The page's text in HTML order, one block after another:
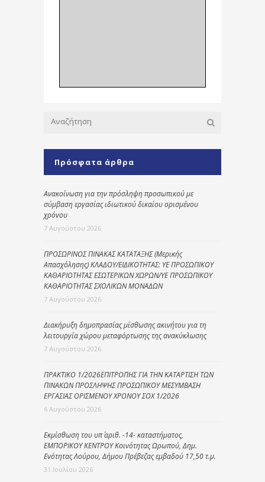
Πρόσφατα άρθρα
Ανακοίνωση για την πρόσληψη προσωπικού με
σύμβαση εργασίας ιδιωτικού δικαίου ορισμένου
χρόνου
7 Αυγούστου 2026
ΠΡΟΣΩΡΙΝΟΣ ΠΙΝΑΚΑΣ ΚΑΤΑΤΑΞΗΣ (Μερικής
Απασχόλησης) ΚΛΑΔΟΥ/ΕΙΔΙΚΟΤΗΤΑΣ: ΥΕ ΠΡΟΣΩΠΙΚΟΥ
ΚΑΘΑΡΙΟΤΗΤΑΣ ΕΣΩΤΕΡΙΚΩΝ ΧΩΡΩΝ/ΥΕ ΠΡΟΣΩΠΙΚΟΥ
ΚΑΘΑΡΙΟΤΗΤΑΣ ΣΧΟΛΙΚΩΝ ΜΟΝΑΔΩΝ
7 Αυγούστου 2026
Διακήρυξη δημοπρασίας μίσθωσης ακινήτου για τη
λειτουργία χώρου μεταφόρτωσης της ανακύκλωσης
7 Αυγούστου 2026
ΠΡΑΚΤΙΚΟ 1/2026ΕΠΙΤΡΟΠΗΣ ΓΙΑ ΤΗΝ ΚΑΤΑΡΤΙΣΗ ΤΩΝ
ΠΙΝΑΚΩΝ ΠΡΟΣΛΗΨΗΣ ΠΡΟΣΩΠΙΚΟΥ ΜΕΣΥΜΒΑΣΗ
ΕΡΓΑΣΙΑΣ ΟΡΙΣΜΕΝΟΥ ΧΡΟΝΟΥ ΣΟΧ 1/2026
6 Αυγούστου 2026
Εκμίσθωση του υπ΄ αριθ. -14- καταστήματος,
ΕΜΠΟΡΙΚΟΥ ΚΕΝΤΡΟΥ Κοινότητας Ωρωπού, Δημ.
Ενότητας Λούρου, Δήμου Πρέβεζας εμβαδού 17,50 τ.μ.
31 Ιουλίου 2026